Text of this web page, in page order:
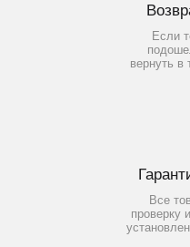
Если
вернуть в
Все
проверку